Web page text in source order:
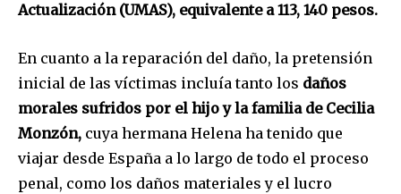
Únete a nuestra comunidad de
suscriptores y sé parte de la
conversación.
Actualización (UMAS), equivalente a 113, 140 pesos.
En cuanto a la reparación del daño, la pretensión
inicial de las víctimas incluía tanto los daños
morales sufridos por el hijo y la familia de Cecilia
Monzón, cuya hermana Helena ha tenido que
viajar desde España a lo largo de todo el proceso
penal, como los daños materiales y el lucro